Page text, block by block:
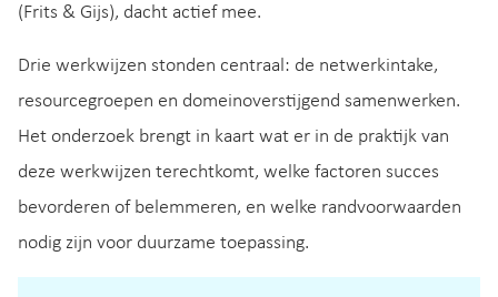
(Frits & Gijs), dacht actief mee.
Drie werkwijzen stonden centraal: de netwerkintake,
resourcegroepen en domeinoverstijgend samenwerken.
Het onderzoek brengt in kaart wat er in de praktijk van
deze werkwijzen terechtkomt, welke factoren succes
bevorderen of belemmeren, en welke randvoorwaarden
nodig zijn voor duurzame toepassing.